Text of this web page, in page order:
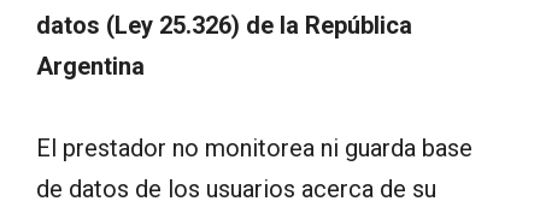
datos (Ley 25.326) de la República
Argentina
El prestador no monitorea ni guarda base
de datos de los usuarios acerca de su